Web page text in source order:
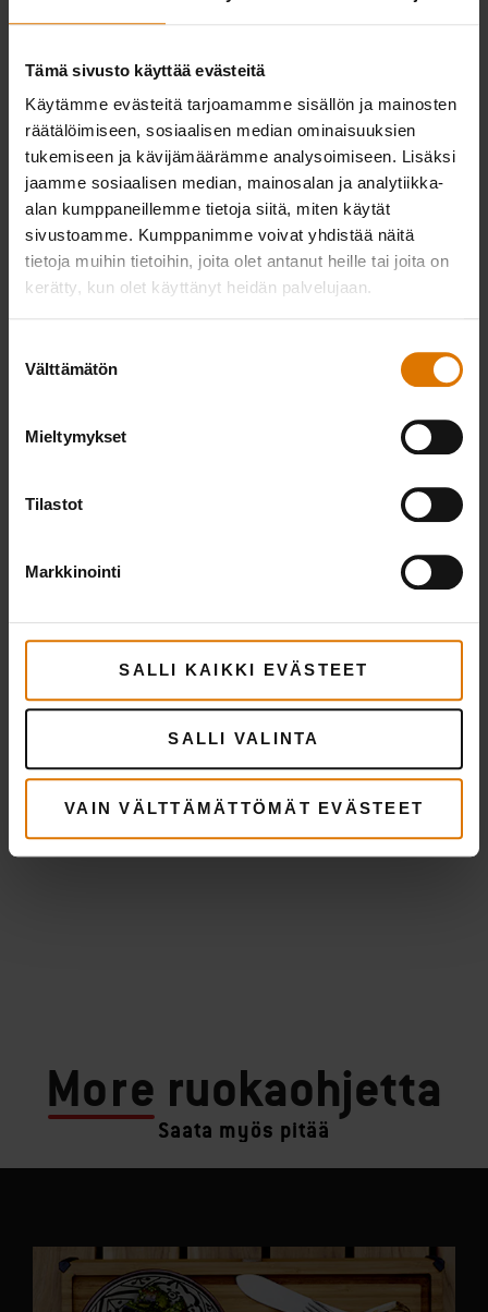
Tämä sivusto käyttää evästeitä
Käytämme evästeitä tarjoamamme sisällön ja mainosten
räätälöimiseen, sosiaalisen median ominaisuuksien
tukemiseen ja kävijämäärämme analysoimiseen. Lisäksi
jaamme sosiaalisen median, mainosalan ja analytiikka-
alan kumppaneillemme tietoja siitä, miten käytät
sivustoamme. Kumppanimme voivat yhdistää näitä
tietoja muihin tietoihin, joita olet antanut heille tai joita on
kerätty, kun olet käyttänyt heidän palvelujaan.
valinta
Välttämätön
Mieltymykset
Tilastot
Markkinointi
SALLI KAIKKI EVÄSTEET
SALLI VALINTA
VAIN VÄLTTÄMÄTTÖMÄT EVÄSTEET
PRINT THIS LIST
Varustaudutaan
Suositellut tarvikkeet
More ruokaohjetta
Saata myös pitää